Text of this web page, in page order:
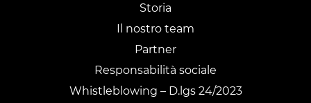
Storia
Il nostro team
Partner
Responsabilità sociale
Whistleblowing – D.lgs 24/2023